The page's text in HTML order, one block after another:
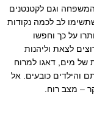
המשפחה וגם לקטנטנים
לב לכמה נקודות
על כך וחפשו
לצאת וליהנות
מים, דאגו למרוח
והילדים כובעים. אל
– מצב רוח.